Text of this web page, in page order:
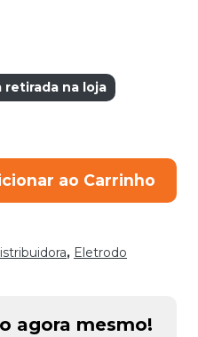
na loja
ao Carrinho
, Eletrodo
agora mesmo!